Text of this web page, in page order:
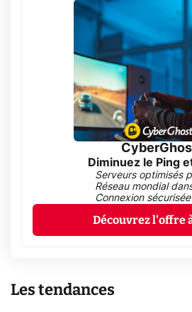
Diminuez le Ping
Serveurs optimisés
Réseau mondial
Connexion
Découvrez l'offre
Les tendances